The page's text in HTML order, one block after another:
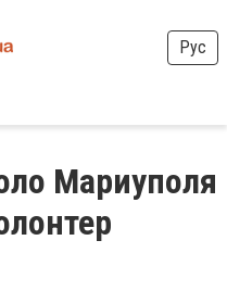
Рус
Мариуполя